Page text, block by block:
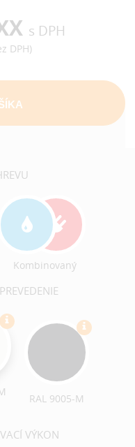
s DPH
DPH)
Kombinovaný
RAL 9005-M
VÝKON